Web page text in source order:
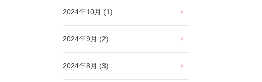
2024年10月 (1)
2024年9月 (2)
2024年8月 (3)